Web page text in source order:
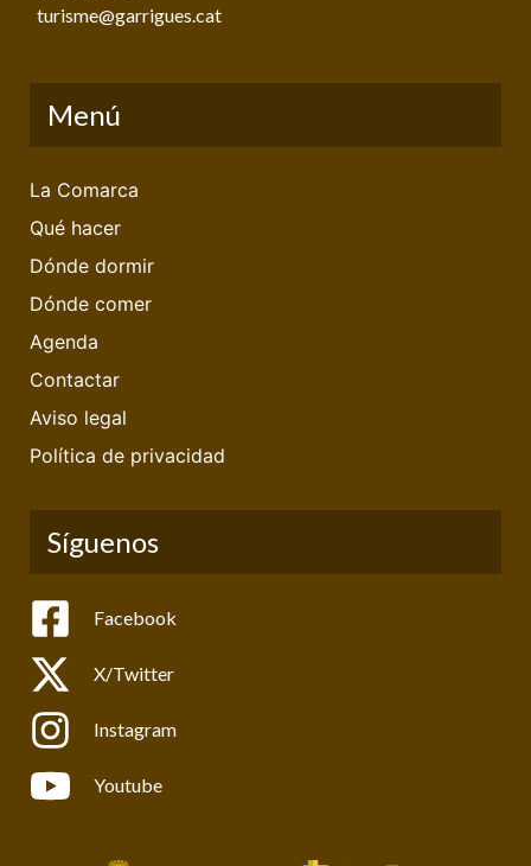
turisme@garrigues.cat
Menú
La Comarca
Qué hacer
Dónde dormir
Dónde comer
Agenda
Contactar
Aviso legal
Política de privacidad
Síguenos
Facebook
X/Twitter
Instagram
Youtube